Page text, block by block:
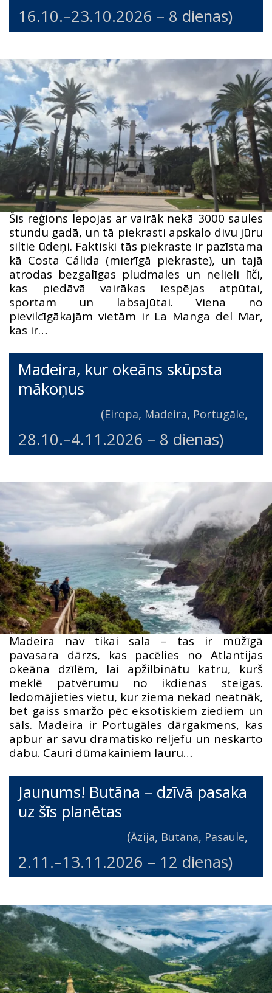
16.10.–23.10.2026 – 8 dienas)
Šis reģions lepojas ar vairāk nekā 3000 saules
stundu gadā, un tā piekrasti apskalo divu jūru
siltie ūdeņi. Faktiski tās piekraste ir pazīstama
kā Costa Cálida (mierīgā piekraste), un tajā
atrodas bezgalīgas pludmales un nelieli līči,
kas piedāvā vairākas iespējas atpūtai,
sportam un labsajūtai. Viena no
pievilcīgākajām vietām ir La Manga del Mar,
kas ir…
Madeira, kur okeāns skūpsta
mākoņus
(Eiropa, Madeira, Portugāle,
28.10.–4.11.2026 – 8 dienas)
Madeira nav tikai sala – tas ir mūžīgā
pavasara dārzs, kas pacēlies no Atlantijas
okeāna dzīlēm, lai apžilbinātu katru, kurš
meklē patvērumu no ikdienas steigas.
Iedomājieties vietu, kur ziema nekad neatnāk,
bet gaiss smaržo pēc eksotiskiem ziediem un
sāls. Madeira ir Portugāles dārgakmens, kas
apbur ar savu dramatisko reljefu un neskarto
dabu. Cauri dūmakainiem lauru…
Jaunums! Butāna – dzīvā pasaka
uz šīs planētas
(Āzija, Butāna, Pasaule,
2.11.–13.11.2026 – 12 dienas)